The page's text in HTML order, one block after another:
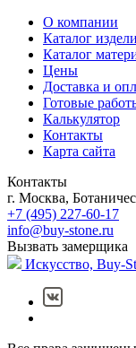
О компании
Каталог
Каталог
Цены
Доставка и
Готовые
Калькулятор
Контакты
Карта сайта
Контакты
г. Москва,
+7 (495) 227-60-17
info@buy-stone.ru
Вызвать замерщика
Искусство, Buy-